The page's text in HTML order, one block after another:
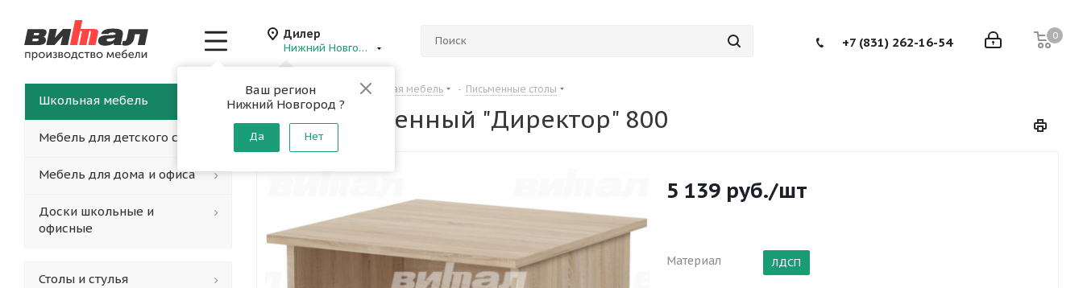
Дилер
Нижний Новгород
Ваш регион
Нижний Новгород ?
Да Нет
0
+7 (831) 262-16-54
Главная - Каталог Школьная мебель - Письменные столы
Стол письменный "Директор" 800
5 139 руб./шт
Материал ЛДСП
Школьная мебель
Мебель для детского сада
Мебель для дома и офиса
Доски школьные и
офисные
Столы и стулья